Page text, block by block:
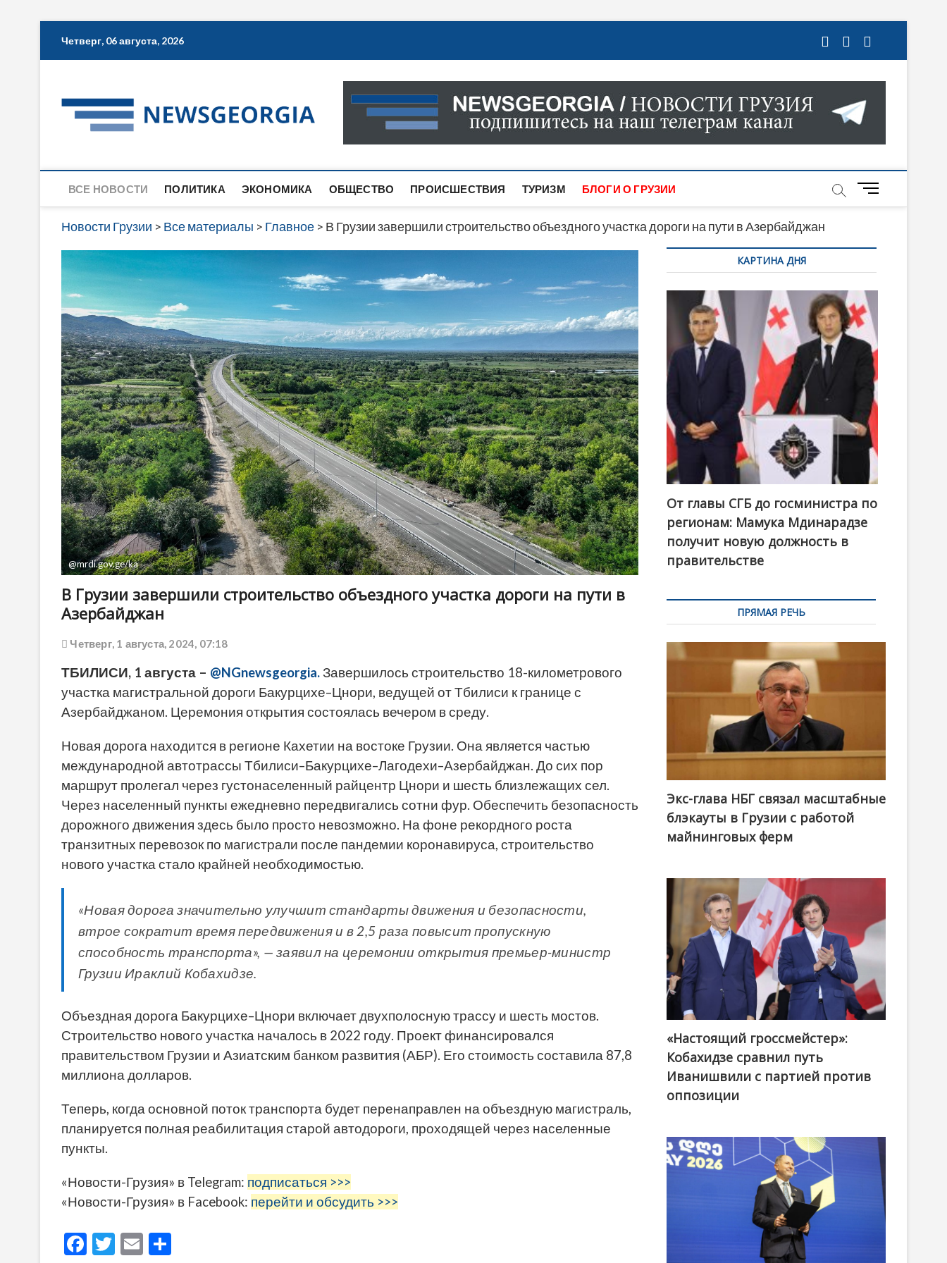
Четверг, 06 августа, 2026
Новости Грузии
САМАЯ АКТУАЛЬНАЯ ИНФОРМАЦИЯ О СОБЫТИЯХ В ГРУЗИИ. НОВОСТИ ГРУЗИИ ОНЛАЙН. НА
САЙТЕ ВЫ НАЙДЕТЕ НОВОСТИ ПОЛИТИКИ, ЭКОНОМИКИ, КУЛЬТУРЫ, СПОРТА И МНОГОЕ
ВСЕ НОВОСТИ ПОЛИТИКА ЭКОНОМИКА ОБЩЕСТВО ПРОИСШЕСТВИЯ ТУРИЗМ БЛОГИ О ГРУЗИИ
M
e
t
t
o
Новости Грузии > Все материалы > Главное > В Грузии завершили строительство объездного участка дороги на пути в Азербайджан
@mrdi.gov.ge/ka
В Грузии завершили строительство объездного участка дороги на пути в
Азербайджан
Четверг, 1 августа, 2024, 07:18
ТБИЛИСИ, 1 августа – @NGnewsgeorgia.Завершилось строительство 18-километрового
участка магистральной дороги Бакурцихе–Цнори, ведущей от Тбилиси к границе с
Азербайджаном. Церемония открытия состоялась вечером в среду.
Новая дорога находится в регионе Кахетии на востоке Грузии. Она является частью
международной автотрассы Тбилиси–Бакурцихе–Лагодехи–Азербайджан. До сих пор
маршрут пролегал через густонаселенный райцентр Цнори и шесть близлежащих сел.
Через населенный пункты ежедневно передвигались сотни фур. Обеспечить безопасность
дорожного движения здесь было просто невозможно. На фоне рекордного роста
транзитных перевозок по магистрали после пандемии коронавируса, строительство
нового участка стало крайней необходимостью.
«Новая дорога значительно улучшит стандарты движения и безопасности,
втрое сократит время передвижения и в 2,5 раза повысит пропускную
способность транспорта», — заявил на церемонии открытия премьер-министр
Грузии Ираклий Кобахидзе.
Объездная дорога Бакурцихе–Цнори включает двухполосную трассу и шесть мостов.
Строительство нового участка началось в 2022 году. Проект финансировался
правительством Грузии и Азиатским банком развития (АБР). Его стоимость составила 87,8
миллиона долларов.
Теперь, когда основной поток транспорта будет перенаправлен на объездную магистраль,
планируется полная реабилитация старой автодороги, проходящей через населенные
пункты.
«Новости-Грузия» в Telegram: подписаться >>>
«Новости-Грузия» в Facebook: перейти и обсудить >>>
F
T
E
КАРТИНА ДНЯ
От главы СГБ до госминистра по
регионам: Мамука Мдинарадзе
получит новую должность в
правительстве
ПРЯМАЯ РЕЧЬ
Экс-глава НБГ связал масштабные
блэкауты в Грузии с работой
майнинговых ферм
@ქართული ოცნება / Georgian Dream
«Настоящий гроссмейстер»:
Кобахидзе сравнил путь
Иванишвили с партией против
оппозиции